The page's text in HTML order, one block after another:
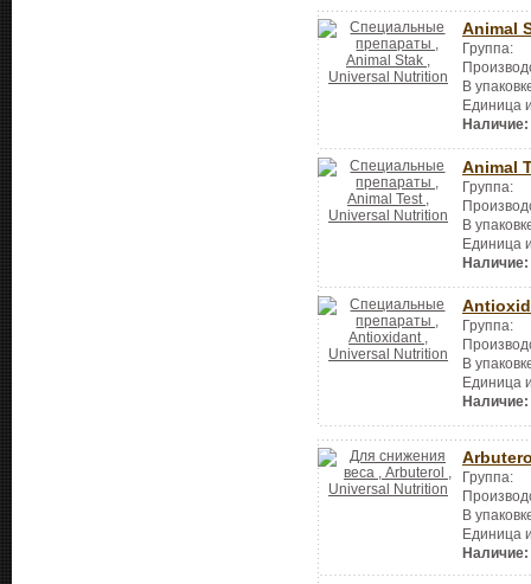
Animal
Группа:
В
Единица
Наличие:
Animal
Группа:
В
Единица
Наличие:
Группа:
В
Единица
Наличие:
Группа:
В
Единица
Наличие: